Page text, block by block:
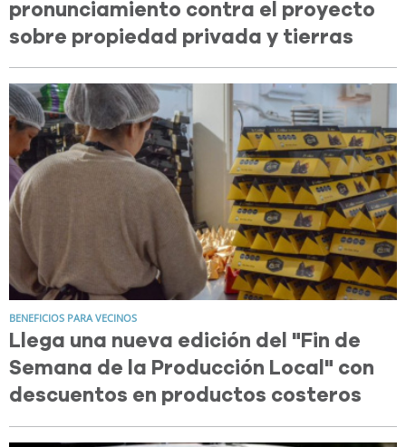
pronunciamiento contra el proyecto
sobre propiedad privada y tierras
BENEFICIOS PARA VECINOS
Llega una nueva edición del "Fin de
Semana de la Producción Local" con
descuentos en productos costeros